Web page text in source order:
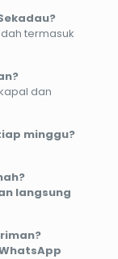
termasuk
dan
minggu?
langsung